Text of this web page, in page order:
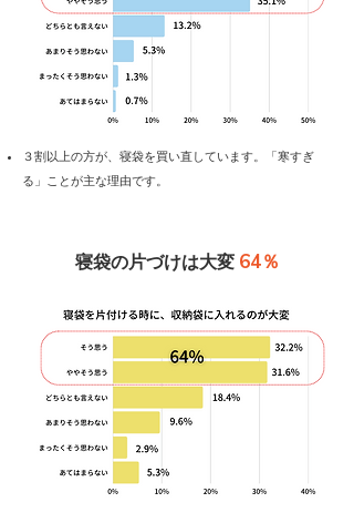
​３割以上の方が、寝袋を買い直しています。「寒すぎ
る」ことが主な理由です。
寝袋の片づけは大変 64％